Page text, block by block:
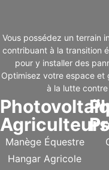
Vous possédez un terrain
contribuant à la transition
pour y installer des
Optimisez votre espace
à la lutte
Agriculteurs
Manège Équestre
Hangar Agricole